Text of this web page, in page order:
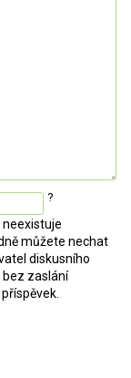
?
můžete nechat
diskusního
zaslání